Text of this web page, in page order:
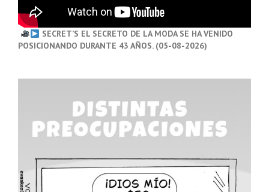
SECRET’S EL SECRETO DE LA MODA SE HA VENIDO
POSICIONANDO DURANTE 43 AÑOS. (05-08-2026)